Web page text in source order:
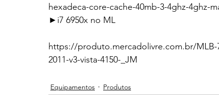
hexadeca-core-cache-40mb-3-4ghz-4ghz-
►i7 6950x no ML
https://produto.mercadolivre.com.br/MLB-
2011-v3-vista-4150-_JM
Equipamentos Produtos